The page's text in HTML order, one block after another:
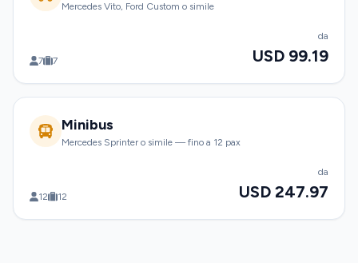
Mercedes Vito, Ford Custom o simile
7 7
da
USD 99.19
Minibus
Mercedes Sprinter o simile — fino a 12 pax
12 12
da
USD 247.97